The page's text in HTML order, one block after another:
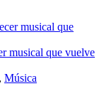
musical que vuelve
, Música